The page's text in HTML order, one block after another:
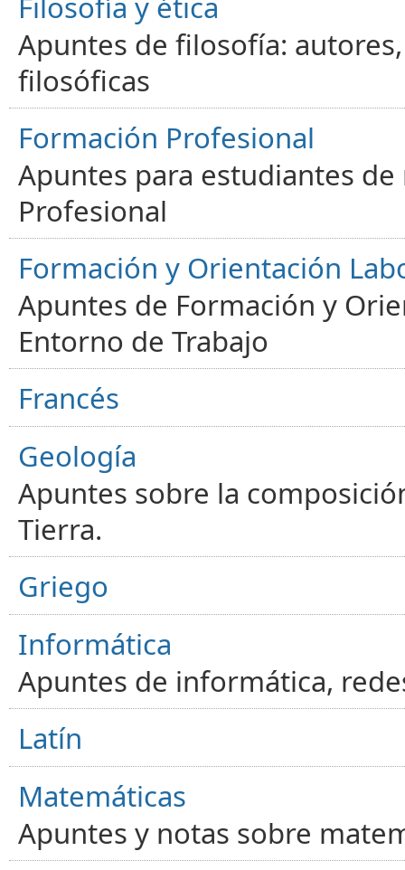
Filosofía y ética
Apuntes de filosofía:
filosóficas
Formación Profesional
Apuntes para estudiantes
Profesional
Formación y Orientación
Apuntes de Formación y
Entorno de Trabajo
Francés
Geología
Apuntes sobre la
Tierra.
Griego
Informática
Apuntes de informática,
Latín
Matemáticas
Apuntes y notas sobre